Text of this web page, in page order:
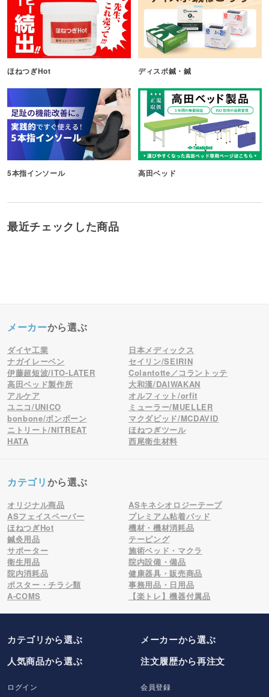
ほねつぎHot ディスポ鍼・鍼
5本指インソール 高田ベッド
最近チェックした商品
メーカーから選ぶ
ダイヤ工業
日本メディックス
ナガイレーベン
セイリン/SEIRIN
伊藤超短波/ITO-LATER
Colantotte／コラントッテ
高田ベッド製作所
大和漢/DAIWAKAN
アルケア
オルフィット/orfit
ユニコ/UNICO
ミューラー/MUELLER
bonbone/ボンボーン
マクダビッド/MCDAVID
ニトリート/NITREAT
ほねつぎツール
HATA
西尾衛生材料
カテゴリから選ぶ
オリジナル商品
ASキネシオロジーテープ
ASフェイスペーパー
プレミアム粘着パッド
ほねつぎHot
機材・機材消耗品
鍼灸用品
テーピング
サポーター
施術ベッド・マクラ
衛生用品
院内設備・備品
院内消耗品
健康器具・販売商品
ポスター・チラシ類
事務用品・日用品
A-COMS
【楽トレ】機器付属品
カテゴリから選ぶ メーカーから選ぶ
人気商品から選ぶ
注文履歴から再注文
ログイン 会員登録